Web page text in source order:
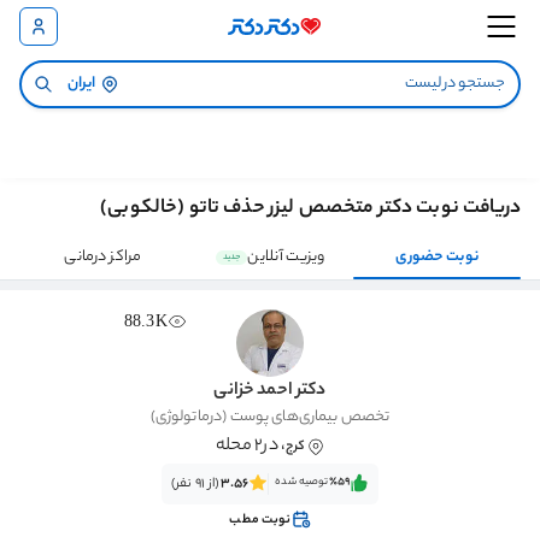
ایران
دریافت نوبت دکتر متخصص لیزر حذف تاتو (خالکوبی)
نوبت حضوری ویزیت آنلاین جدید مراکز درمانی
88.3K
دکتر احمد خزانی
تخصص بیماری‌های پوست (درماتولوژی)
کرج، در2 محله
٪59‌‌‌توصیه شده 3.56(از 91 نفر)
نوبت مطب